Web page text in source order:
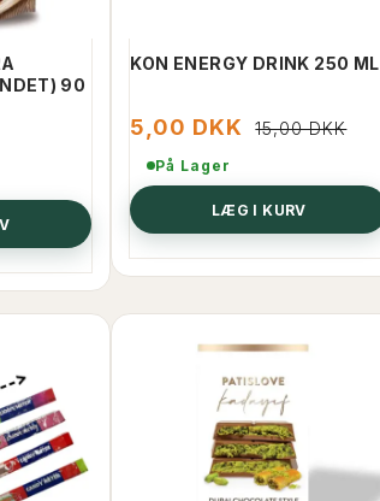
90
KON ENERGY DRINK 250 ML
5,00 DKK 15,00 DKK
På Lager
LÆG I KURV